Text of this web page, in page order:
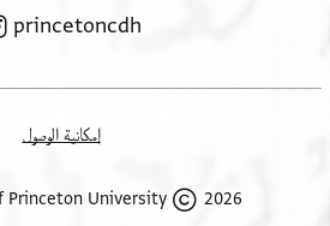
princetoncdh
إمكانية الوصول
2026 The Trustees of Princeton University